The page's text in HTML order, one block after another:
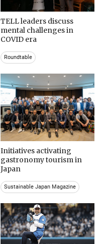
TELL leaders discuss
mental challenges in
COVID era
Roundtable
Initiatives activating
gastronomy tourism in
Japan
Sustainable Japan Magazine